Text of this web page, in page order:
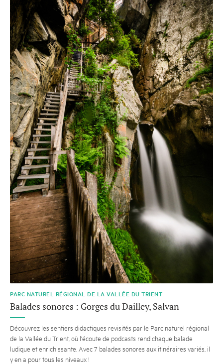
PARC NATUREL RÉGIONAL DE LA VALLÉE DU TRIENT
Balades sonores : Gorges du Dailley, Salvan
Découvrez les sentiers didactiques revisités par le Parc naturel régional
de la Vallée du Trient, où l'écoute de podcasts rend chaque balade
ludique et enrichissante. Avec 7 balades sonores aux itinéraires variés, il
y en a pour tous les niveaux !